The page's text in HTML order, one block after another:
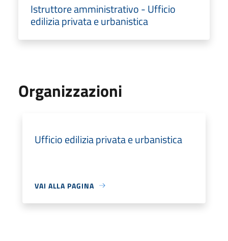
Istruttore amministrativo - Ufficio
edilizia privata e urbanistica
Organizzazioni
Ufficio edilizia privata e urbanistica
VAI ALLA PAGINA